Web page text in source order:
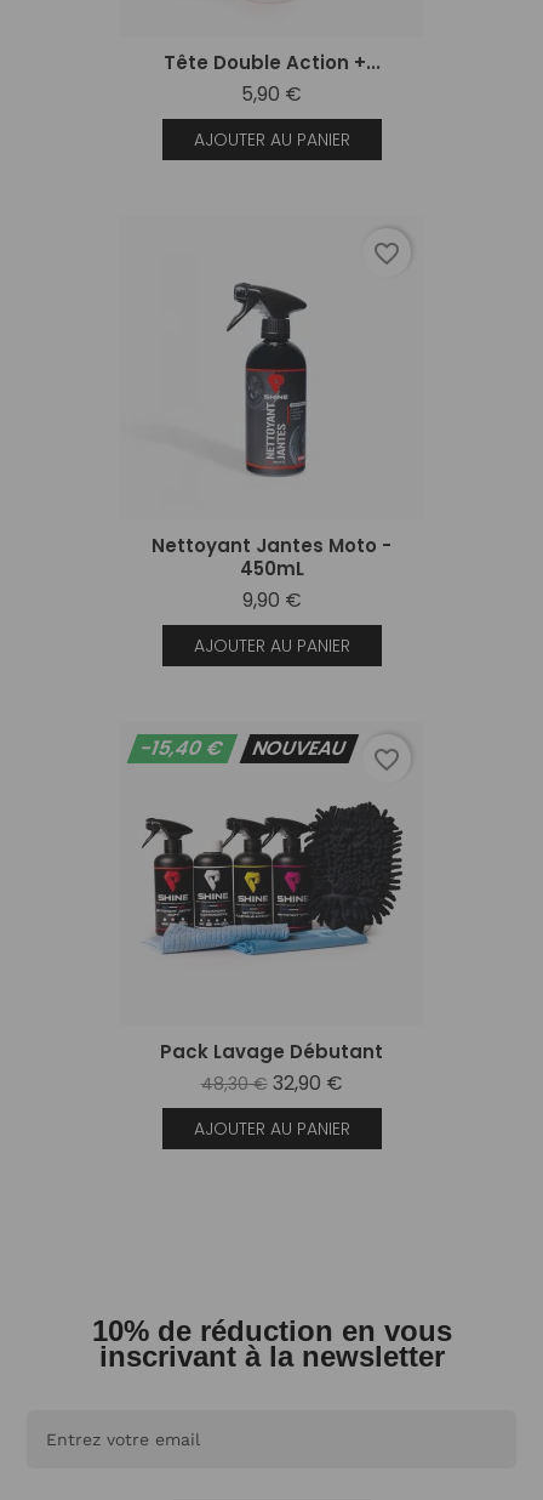
Tête Double Action +...
5,90 €
AJOUTER AU PANIER
Nettoyant Jantes Moto -
450mL
9,90 €
AJOUTER AU PANIER
favorite_border
Pack Lavage Débutant
48,30 € 32,90 €
AJOUTER AU PANIER
-15,40 € NOUVEAU favorite_border
10% de réduction en vous
inscrivant à la newsletter